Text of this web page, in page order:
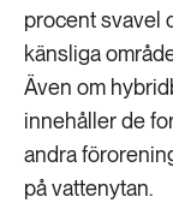
procent svavel
känsliga
Även om
innehåller de
andra
på vattenytan.